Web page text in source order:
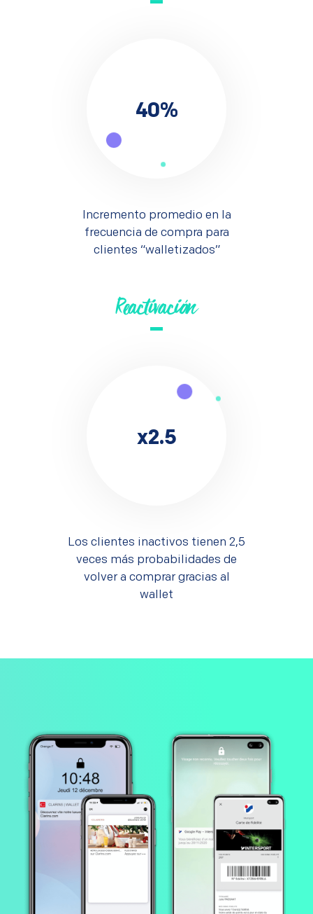
40%
Incremento promedio en la
frecuencia de compra para
clientes “walletizados”
Reactivación
x2.5
Los clientes inactivos tienen 2,5
veces más probabilidades de
volver a comprar gracias al
wallet